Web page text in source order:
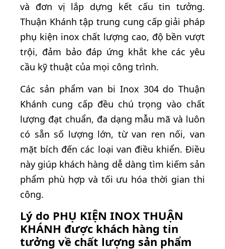
và đơn vị lắp dựng kết cấu tin tưởng.
Thuận Khánh tập trung cung cấp giải pháp
phụ kiện inox chất lượng cao, độ bền vượt
trội, đảm bảo đáp ứng khắt khe các yêu
cầu kỹ thuật của mọi công trình.
Các sản phẩm van bi Inox 304 do Thuận
Khánh cung cấp đều chú trọng vào chất
lượng đạt chuẩn, đa dạng mẫu mã và luôn
có sẵn số lượng lớn, từ van ren nối, van
mặt bích đến các loại van điều khiển. Điều
này giúp khách hàng dễ dàng tìm kiếm sản
phẩm phù hợp và tối ưu hóa thời gian thi
công.
Lý do PHỤ KIỆN INOX THUẬN
KHÁNH được khách hàng tin
tưởng về chất lượng sản phẩm